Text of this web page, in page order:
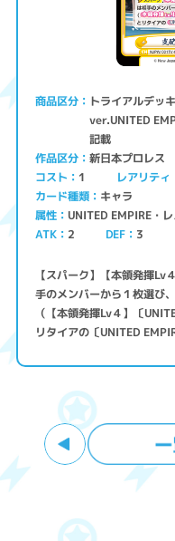
商品区分 トライアルデッ
ver.UNITED
記載
作品区分 新日本プロレス
コスト 1 レアリティ
カード種類 キャラ
属性 UNITED EMPIRE・
ATK 2 DEF 3
【スパーク】【本領発揮Lv
手のメンバーから１枚選び
（【本領発揮Lv４】〔
リタイアの〔UNITED